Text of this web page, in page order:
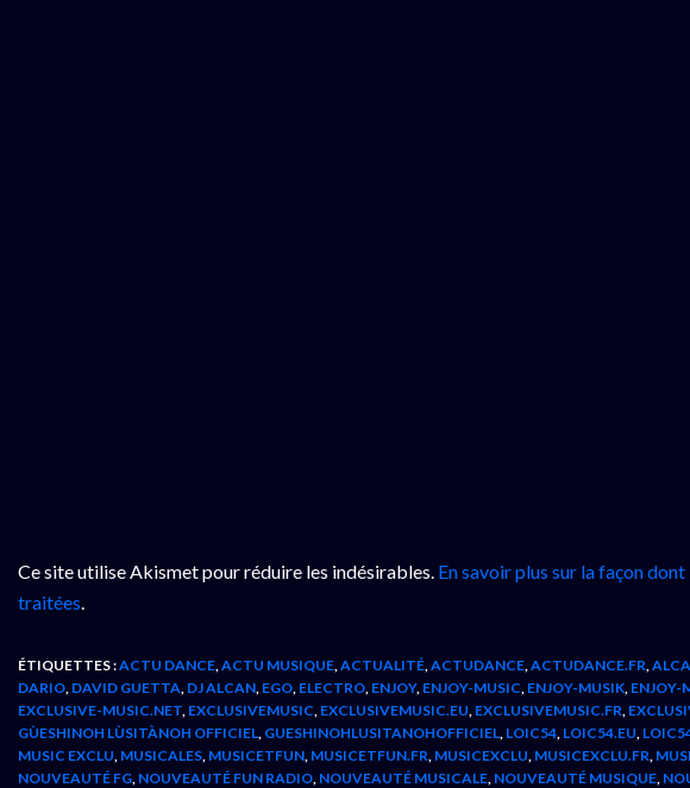
Ce site utilise Akismet pour réduire les indésirables. En savoir plus sur la façon
traitées.
ÉTIQUETTES :ACTU DANCE ACTU MUSIQUE ACTUALITÉ ACTUDANCE ACTUDANCE.FR
DARIO DAVID GUETTA DJ ALCAN EGO ELECTRO ENJOY, ENJOY-MUSIC ENJOY-MUSIK ENJOY-
EXCLUSIVE-MUSIC.NET EXCLUSIVEMUSIC EXCLUSIVEMUSIC.EU EXCLUSIVEMUSIC.FR
GÙESHINOH LÙSITÀNOH OFFICIEL GUESHINOHLUSITANOHOFFICIEL LOIC54 LOIC54.EU
MUSIC EXCLU MUSICALES MUSICETFUN MUSICETFUN.FR MUSICEXCLU MUSICEXCLU.FR
NOUVEAUTÉ FG NOUVEAUTÉ FUN RADIO NOUVEAUTÉ MUSICALE NOUVEAUTÉ MUSIQUE